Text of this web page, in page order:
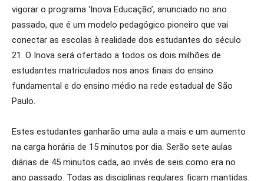
vigorar o programa ‘Inova Educação’, anunciado no ano
passado, que é um modelo pedagógico pioneiro que vai
conectar as escolas à realidade dos estudantes do século
21. O Inova será ofertado a todos os dois milhões de
estudantes matriculados nos anos finais do ensino
fundamental e do ensino médio na rede estadual de São
Paulo.
Estes estudantes ganharão uma aula a mais e um aumento
na carga horária de 15 minutos por dia. Serão sete aulas
diárias de 45 minutos cada, ao invés de seis como era no
ano passado. Todas as disciplinas regulares ficam mantidas.